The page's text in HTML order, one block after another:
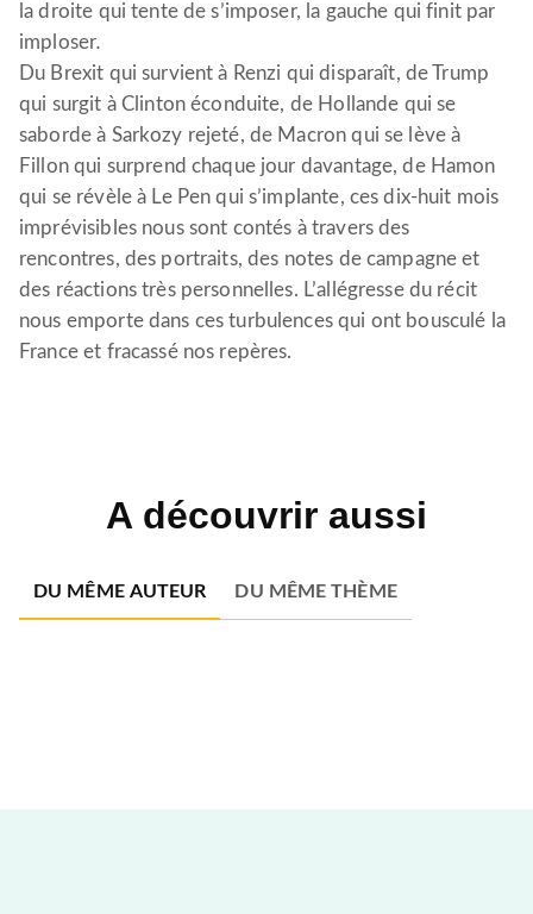
la droite qui tente de s’imposer, la gauche qui finit par
imploser.
Du Brexit qui survient à Renzi qui disparaît, de Trump
qui surgit à Clinton éconduite, de Hollande qui se
saborde à Sarkozy rejeté, de Macron qui se lève à
Fillon qui surprend chaque jour davantage, de Hamon
qui se révèle à Le Pen qui s’implante, ces dix-huit mois
imprévisibles nous sont contés à travers des
rencontres, des portraits, des notes de campagne et
des réactions très personnelles. L’allégresse du récit
nous emporte dans ces turbulences qui ont bousculé la
France et fracassé nos repères.
A découvrir aussi
DU MÊME AUTEUR DU MÊME THÈME